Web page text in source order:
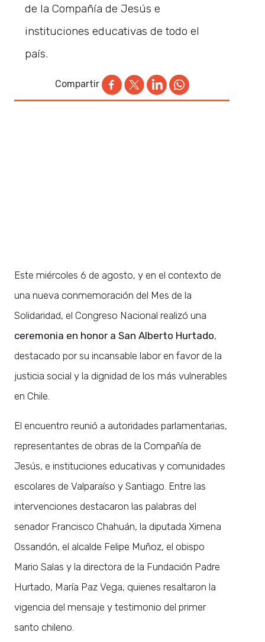
de la Compañía de Jesús e
instituciones educativas de todo el
país.
Compartir
Este miércoles 6 de agosto, y en el contexto de
una nueva conmemoración del Mes de la
Solidaridad, el Congreso Nacional realizó una
ceremonia en honor a San Alberto Hurtado,
destacado por su incansable labor en favor de la
justicia social y la dignidad de los más vulnerables
en Chile.
El encuentro reunió a autoridades parlamentarias,
representantes de obras de la Compañía de
Jesús, e instituciones educativas y comunidades
escolares de Valparaíso y Santiago. Entre las
intervenciones destacaron las palabras del
senador Francisco Chahuán, la diputada Ximena
Ossandón, el alcalde Felipe Muñoz, el obispo
Mario Salas y la directora de la Fundación Padre
Hurtado, María Paz Vega, quienes resaltaron la
vigencia del mensaje y testimonio del primer
santo chileno.